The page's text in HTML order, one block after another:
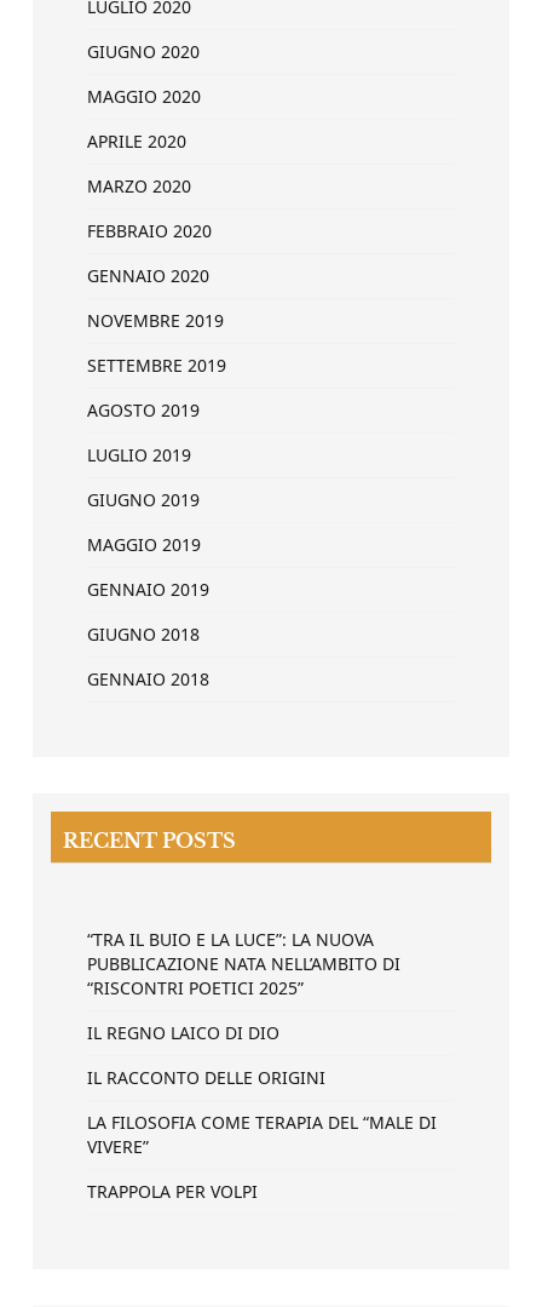
LUGLIO 2020
GIUGNO 2020
MAGGIO 2020
APRILE 2020
MARZO 2020
FEBBRAIO 2020
GENNAIO 2020
NOVEMBRE 2019
SETTEMBRE 2019
AGOSTO 2019
LUGLIO 2019
GIUGNO 2019
MAGGIO 2019
GENNAIO 2019
GIUGNO 2018
GENNAIO 2018
RECENT POSTS
“TRA IL BUIO E LA LUCE”: LA NUOVA
PUBBLICAZIONE NATA NELL’AMBITO DI
“RISCONTRI POETICI 2025”
IL REGNO LAICO DI DIO
IL RACCONTO DELLE ORIGINI
LA FILOSOFIA COME TERAPIA DEL “MALE DI
VIVERE”
TRAPPOLA PER VOLPI